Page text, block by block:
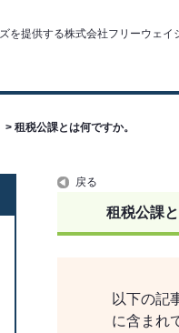
> 租税公課とは何ですか。
戻る
租税公課
以下の記
に含まれ